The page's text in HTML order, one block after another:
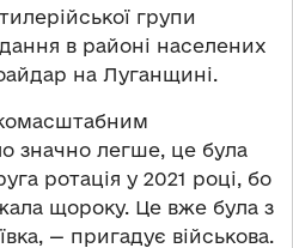
групи
в районі населених
на Луганщині.
значно легше, це була
ротація у 2021 році, бо
щороку. Це вже була з
— пригадує військова.